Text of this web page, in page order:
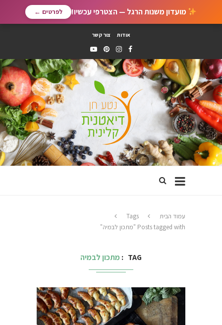
מועדון משנות הרגל — הצטרפי עכשיו! לפרטים ←
אודות צור קשר
עמוד הבית
Tags
Posts tagged with "מתכון לבמיה"
TAG מתכון לבמיה